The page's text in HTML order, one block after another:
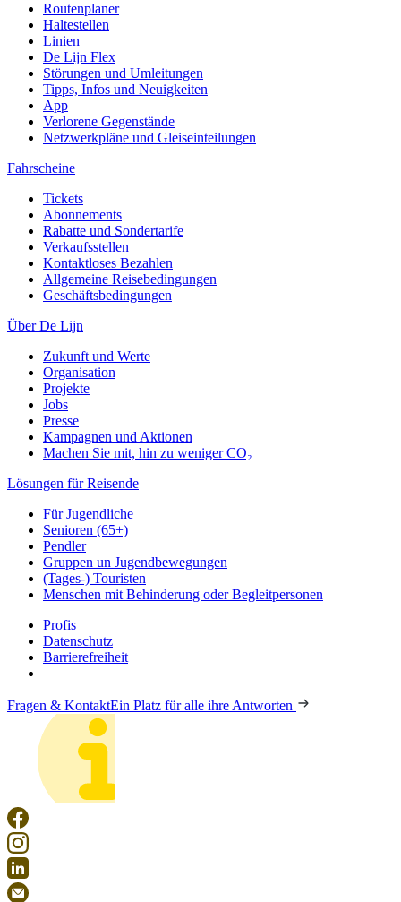
Routenplaner
Haltestellen
Linien
De Lijn Flex
Störungen und Umleitungen
Tipps, Infos und Neuigkeiten
App
Verlorene Gegenstände
Netzwerkpläne und Gleiseinteilungen
Fahrscheine
Tickets
Abonnements
Rabatte und Sondertarife
Verkaufsstellen
Kontaktloses Bezahlen
Allgemeine Reisebedingungen
Geschäftsbedingungen
Über De Lijn
Zukunft und Werte
Organisation
Projekte
Jobs
Presse
Kampagnen und Aktionen
Machen Sie mit, hin zu weniger CO₂
Lösungen für Reisende
Für Jugendliche
Senioren (65+)
Pendler
Gruppen un Jugendbewegungen
(Tages-) Touristen
Menschen mit Behinderung oder Begleitpersonen
Profis
Datenschutz
Barrierefreiheit
Fragen & KontaktEin Platz für alle ihre Antworten